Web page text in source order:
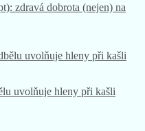
zdravá dobrota (nejen) na
uvolňuje hleny při kašli